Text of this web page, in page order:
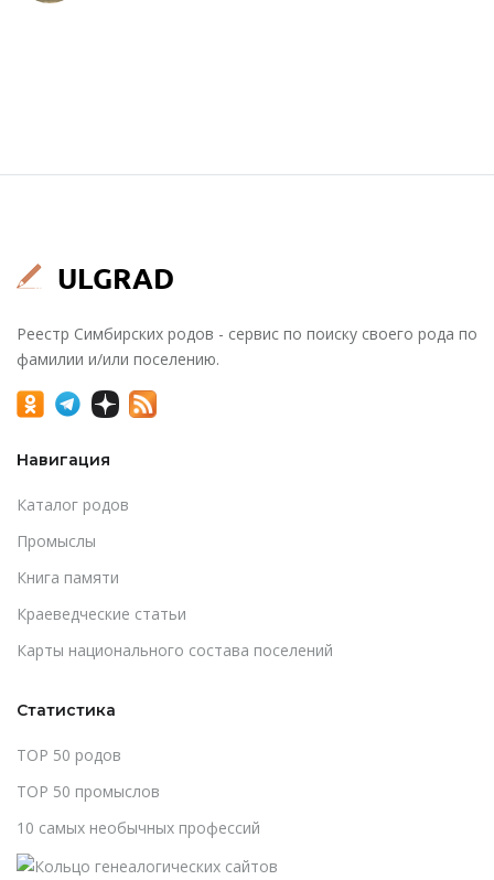
Реестр Симбирских родов - сервис по поиску своего рода по
фамилии и/или поселению.
Навигация
Каталог родов
Промыслы
Книга памяти
Краеведческие статьи
Карты национального состава поселений
Статистика
TOP 50 родов
TOP 50 промыслов
10 самых необычных профессий